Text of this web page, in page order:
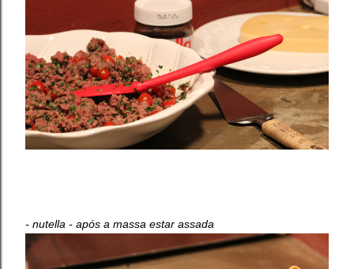
- nutella - após a massa estar assada